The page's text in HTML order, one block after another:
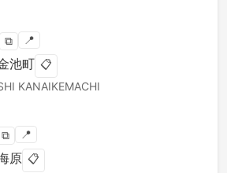
⧉ 📍
池町 📋
KANAIKEMACHI
⧉ 📍
原 📋